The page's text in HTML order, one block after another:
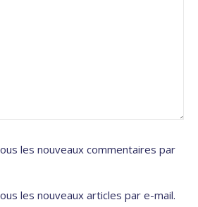
les nouveaux commentaires par
les nouveaux articles par e-mail.